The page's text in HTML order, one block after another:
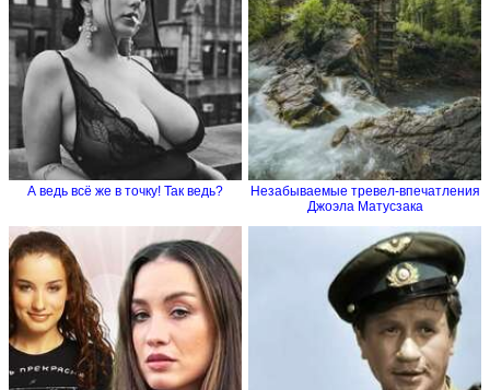
А ведь всё же в точку! Так ведь?
Незабываемые тревел-впечатления
Джоэла Матусзака